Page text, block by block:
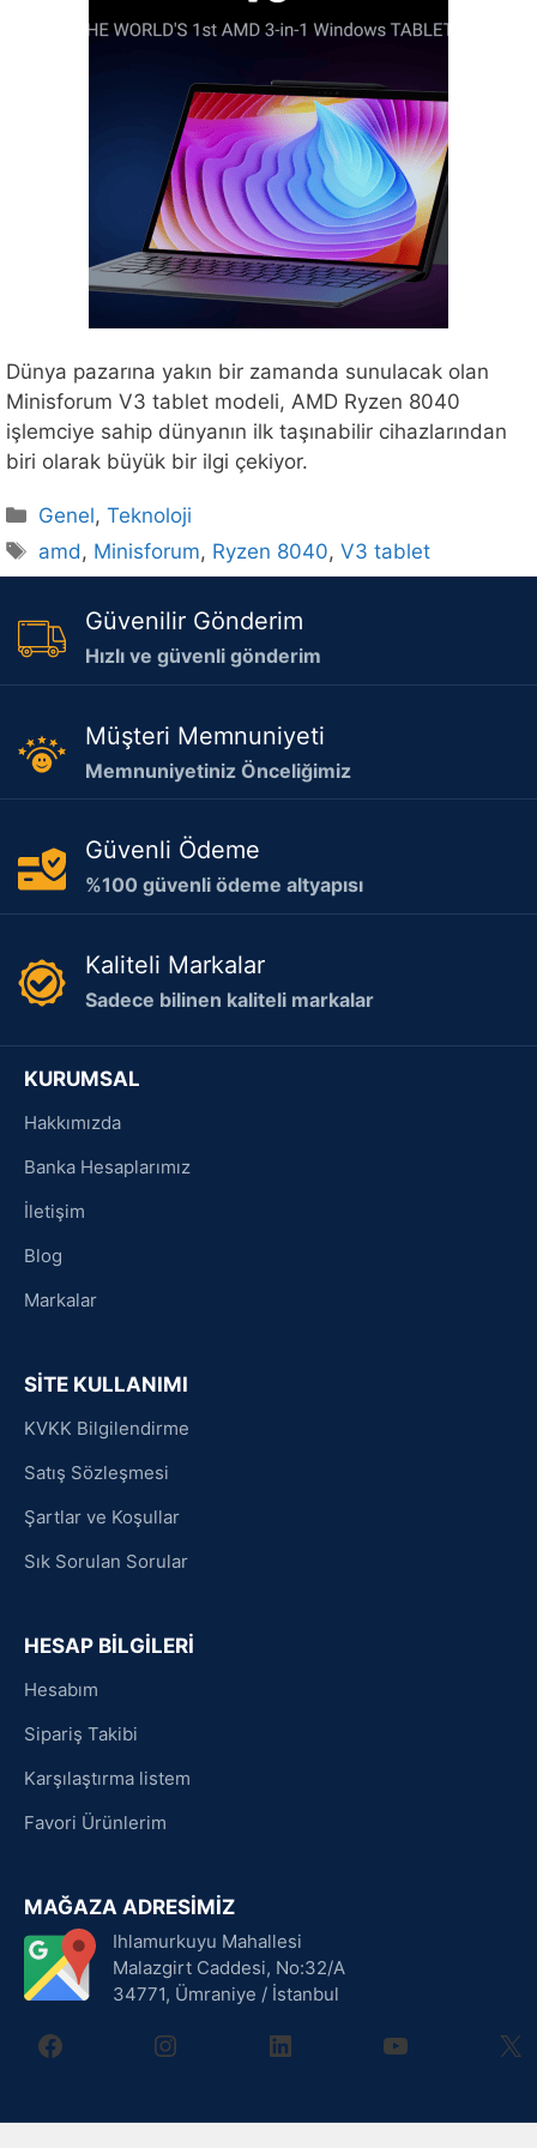
Dünya pazarına yakın bir zamanda sunulacak olan
Minisforum V3 tablet modeli, AMD Ryzen 8040
işlemciye sahip dünyanın ilk taşınabilir cihazlarından
biri olarak büyük bir ilgi çekiyor.
Kategoriler
Genel,Teknoloji
Etiketler
amd, Minisforum, Ryzen 8040,V3 tablet
Güvenilir Gönderim
Hızlı ve güvenli gönderim
Müşteri Memnuniyeti
Memnuniyetiniz Önceliğimiz
Güvenli Ödeme
%100 güvenli ödeme altyapısı
Kaliteli Markalar
Sadece bilinen kaliteli markalar
KURUMSAL
Hakkımızda
Banka Hesaplarımız
İletişim
Blog
Markalar
SİTE KULLANIMI
KVKK Bilgilendirme
Satış Sözleşmesi
Şartlar ve Koşullar
Sık Sorulan Sorular
HESAP BİLGİLERİ
Hesabım
Sipariş Takibi
Karşılaştırma listem
Favori Ürünlerim
MAĞAZA ADRESİMİZ
Ihlamurkuyu Mahallesi
Malazgirt Caddesi, No:32/A
34771, Ümraniye / İstanbul
facebookinstagramlinkedin youtube X